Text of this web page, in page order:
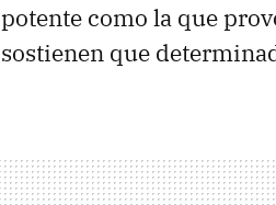
potente como la que
sostienen que